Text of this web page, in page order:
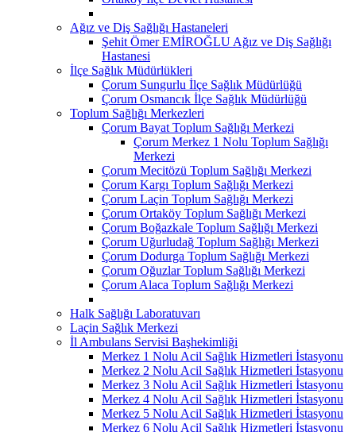
Ağız ve Diş Sağlığı Hastaneleri
Şehit Ömer EMİROĞLU Ağız ve Diş Sağlığı
Hastanesi
İlçe Sağlık Müdürlükleri
Çorum Sungurlu İlçe Sağlık Müdürlüğü
Çorum Osmancık İlçe Sağlık Müdürlüğü
Toplum Sağlığı Merkezleri
Çorum Bayat Toplum Sağlığı Merkezi
Çorum Merkez 1 Nolu Toplum Sağlığı
Merkezi
Çorum Mecitözü Toplum Sağlığı Merkezi
Çorum Kargı Toplum Sağlığı Merkezi
Çorum Laçin Toplum Sağlığı Merkezi
Çorum Ortaköy Toplum Sağlığı Merkezi
Çorum Boğazkale Toplum Sağlığı Merkezi
Çorum Uğurludağ Toplum Sağlığı Merkezi
Çorum Dodurga Toplum Sağlığı Merkezi
Çorum Oğuzlar Toplum Sağlığı Merkezi
Çorum Alaca Toplum Sağlığı Merkezi
Halk Sağlığı Laboratuvarı
Laçin Sağlık Merkezi
İl Ambulans Servisi Başhekimliği
Merkez 1 Nolu Acil Sağlık Hizmetleri İstasyonu
Merkez 2 Nolu Acil Sağlık Hizmetleri İstasyonu
Merkez 3 Nolu Acil Sağlık Hizmetleri İstasyonu
Merkez 4 Nolu Acil Sağlık Hizmetleri İstasyonu
Merkez 5 Nolu Acil Sağlık Hizmetleri İstasyonu
Merkez 6 Nolu Acil Sağlık Hizmetleri İstasyonu